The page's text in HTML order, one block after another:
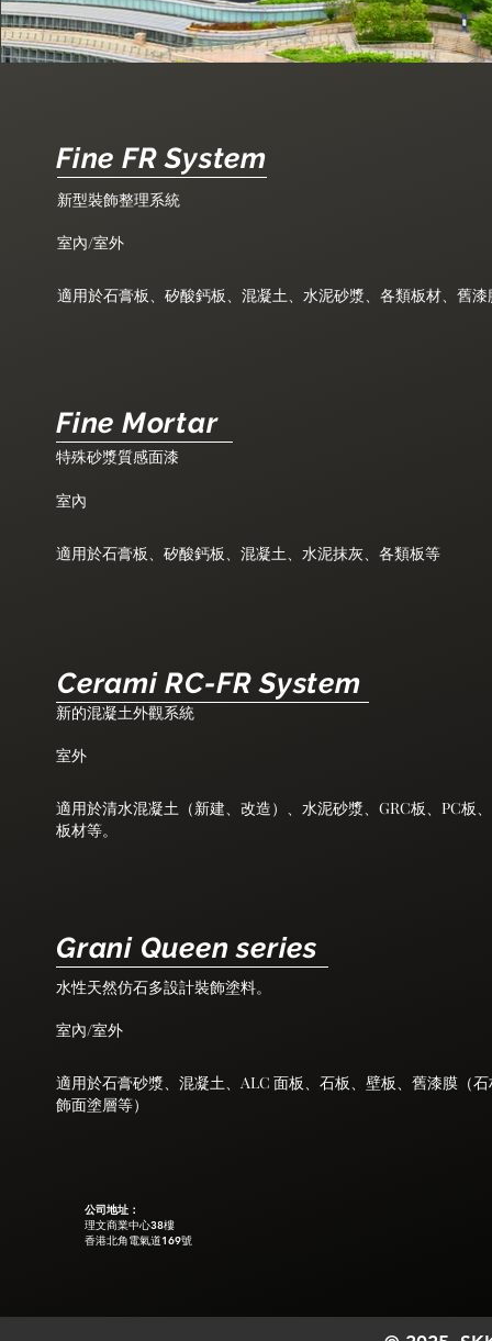
Fine FR System
新型裝飾整理系統
室內/室外
適用於石膏板、矽酸鈣板、混凝土、水泥砂漿、各類板材、舊
Fine Mortar
特殊砂漿質感面漆
室內
適用於石膏板、矽酸鈣板、混凝土、水泥抹灰、各類板等
Cerami RC-FR System
新的混凝土外觀系統
室外
適用於清水混凝土（新建、改造）、水泥砂漿、GRC板、PC板
板材等。
Grani Queen series
水性天然仿石多設計裝飾塗料。
室內/室外
適用於石膏砂漿、混凝土、ALC 面板、石板、壁板、舊漆膜（
飾面塗層等）
公司地址：
理文商業中心38樓
香港北角電氣道169號